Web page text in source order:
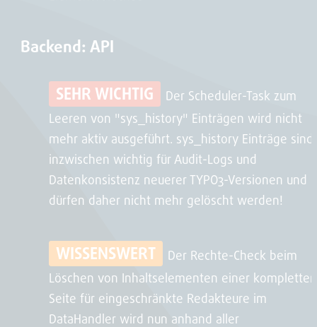
Backend: API
SEHR WICHTIG
Der Scheduler-Task zum
Leeren von "sys_history" Einträgen wird nicht
mehr aktiv ausgeführt. sys_history Einträge sind
inzwischen wichtig für Audit-Logs und
Datenkonsistenz neuerer TYPO3-Versionen und
dürfen daher nicht mehr gelöscht werden!
WISSENSWERT
Der Rechte-Check beim
Löschen von Inhaltselementen einer kompletten
Seite für eingeschränkte Redakteure im
DataHandler wird nun anhand aller